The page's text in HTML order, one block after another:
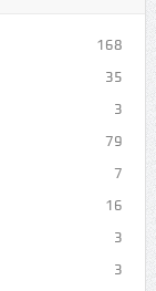
168
35
3
79
7
16
3
3